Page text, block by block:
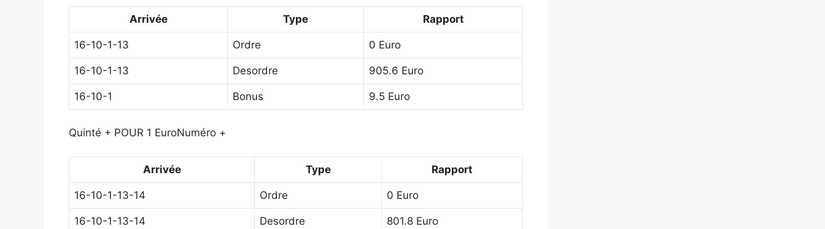
Arrivée Type Rapport
16-10-1-13 Ordre 0 Euro
16-10-1-13 Desordre 905.6 Euro
16-10-1 Bonus 9.5 Euro
Quinté + POUR 1 EuroNuméro +
Arrivée Type Rapport
16-10-1-13-14 Ordre 0 Euro
16-10-1-13-14 Desordre 801.8 Euro